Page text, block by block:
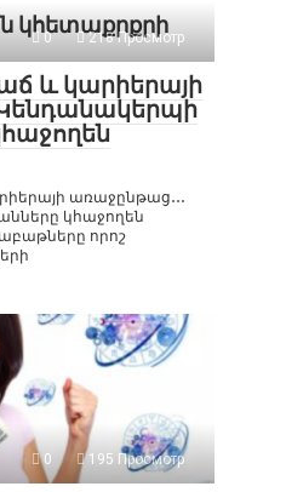
կհետաքրքրի
0 218 Просмотр
և կարիերայի
առաջընթաց․․․
կհաջողեն
որոշ
0 195 Просмотр